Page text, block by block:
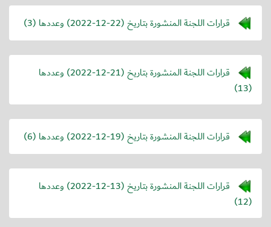
قرارات اللجنة المنشورة بتاريخ (2022-12-22) وعددها (3)
قرارات اللجنة المنشورة بتاريخ (2022-12-21) وعددها
(13)
قرارات اللجنة المنشورة بتاريخ (2022-12-19) وعددها (6)
قرارات اللجنة المنشورة بتاريخ (2022-12-13) وعددها
(12)